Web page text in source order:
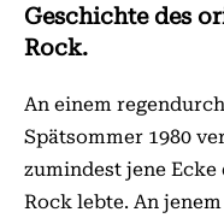
Geschichte des
Rock.
An einem
Spätsommer 1980
zumindest jene
Rock lebte. An